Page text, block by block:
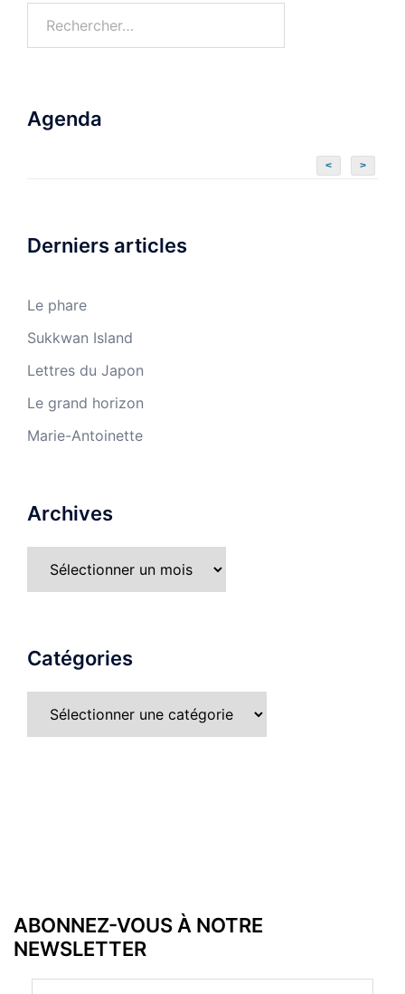
Agenda
< >
Derniers articles
Le phare
Sukkwan Island
Lettres du Japon
Le grand horizon
Marie-Antoinette
Archives
Catégories
ABONNEZ-VOUS À NOTRE
NEWSLETTER